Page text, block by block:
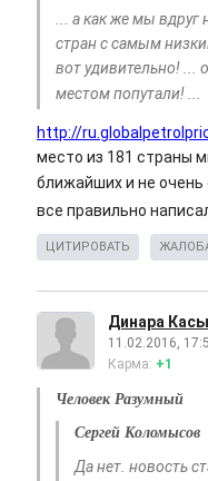
... а как же мы вдруг
стран с самым
вот удивительно! ...
местом попутали! ...
http://
место из 181 страны
ближайших и не очень
все правильно
ЦИТИРОВАТЬ
Динара
11.02.2016,
Карма: +1
Человек Разумный
Сергей Коломысов
Да нет. новость